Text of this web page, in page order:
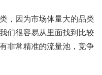
，因为市场体量大的品类
们很容易从里面找到比较
非常精准的流量池，竞争